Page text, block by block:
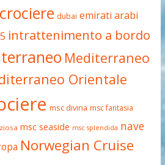
crociere dubai emirati arabi
intrattenimento a bordo
Mediterraneo
Orientale
msc divina msc fantasia
msc seaside msc splendida nave
Norwegian Cruise